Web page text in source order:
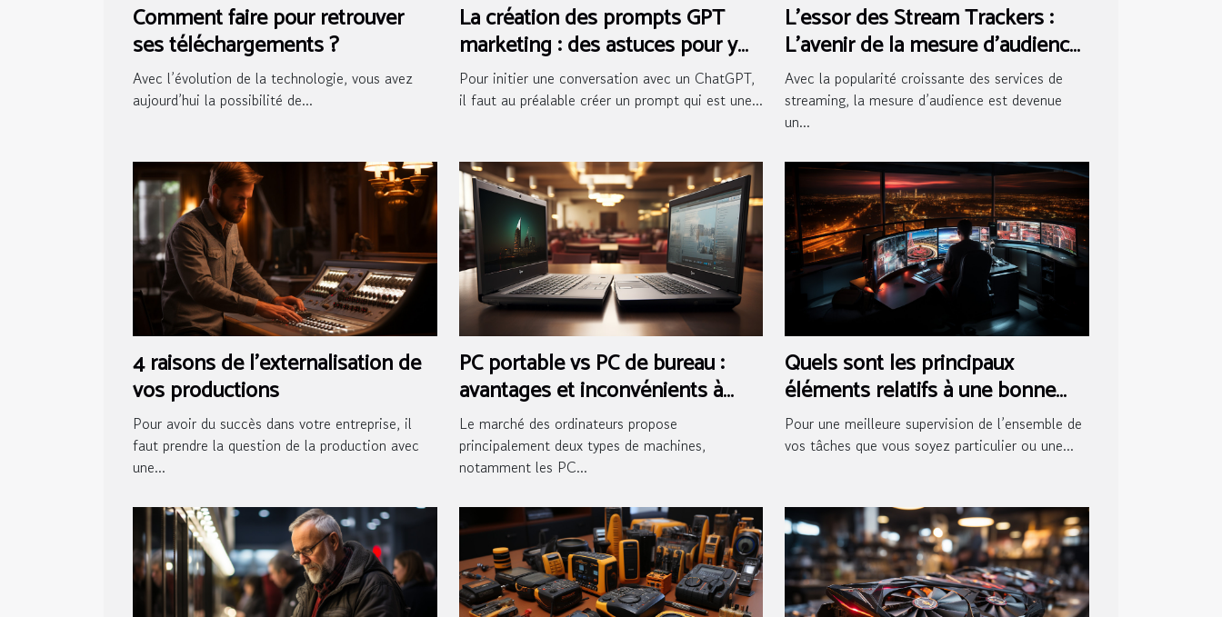
Comment faire pour retrouver
ses téléchargements ?
Avec l’évolution de la technologie, vous avez
aujourd’hui la possibilité de...
La création des prompts GPT
marketing : des astuces pour y
arriver
Pour initier une conversation avec un ChatGPT,
il faut au préalable créer un prompt qui est une...
L'essor des Stream Trackers :
L'avenir de la mesure d'audience
en streaming
Avec la popularité croissante des services de
streaming, la mesure d’audience est devenue
un...
4 raisons de l'externalisation de
vos productions
Pour avoir du succès dans votre entreprise, il
faut prendre la question de la production avec
une...
PC portable vs PC de bureau :
avantages et inconvénients à
considérer
Le marché des ordinateurs propose
principalement deux types de machines,
notamment les PC...
Quels sont les principaux
éléments relatifs à une bonne
salle de contrôle ?
Pour une meilleure supervision de l’ensemble de
vos tâches que vous soyez particulier ou une...